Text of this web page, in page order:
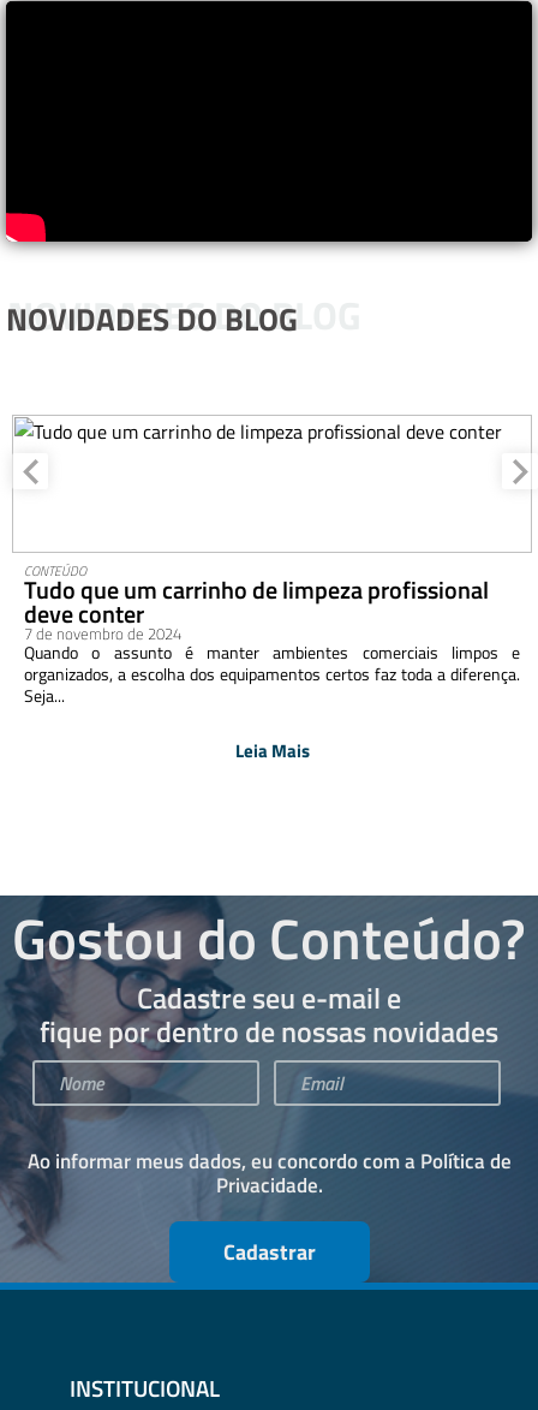
NOVIDADES DO BLOG
NOVIDADES DO BLOG
CONTEÚDO
Tudo que um carrinho de limpeza profissional
deve conter
7 de novembro de 2024
Quando o assunto é manter ambientes comerciais limpos e
organizados, a escolha dos equipamentos certos faz toda a diferença.
Seja...
Leia Mais
Gostou do Conteúdo?
Cadastre seu e-mail e
fique por dentro de nossas novidades
Ao informar meus dados, eu concordo com aPolítica de
Privacidade.
Cadastrar
INSTITUCIONAL